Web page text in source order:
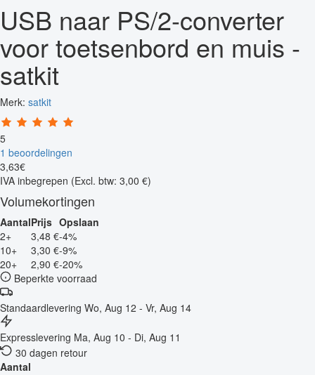
USB naar PS/2-converter
voor toetsenbord en muis -
satkit
Merk: satkit
5
1 beoordelingen
3,63€
IVA inbegrepen (Excl. btw: 3,00 €)
Volumekortingen
AantalPrijs Opslaan
2+
3,48 €-4%
10+
3,30 €-9%
20+
2,90 €-20%
Beperkte voorraad
Standaardlevering Wo, Aug 12 - Vr, Aug 14
Expresslevering Ma, Aug 10 - Di, Aug 11
30 dagen retour
Aantal